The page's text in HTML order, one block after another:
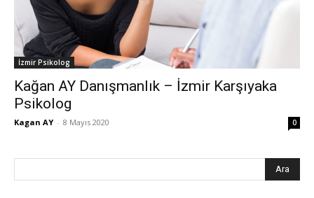
İzmir Psikolog
Kağan AY Danışmanlık – İzmir Karşıyaka
Psikolog
Kagan AY - 8 Mayıs 2020 0